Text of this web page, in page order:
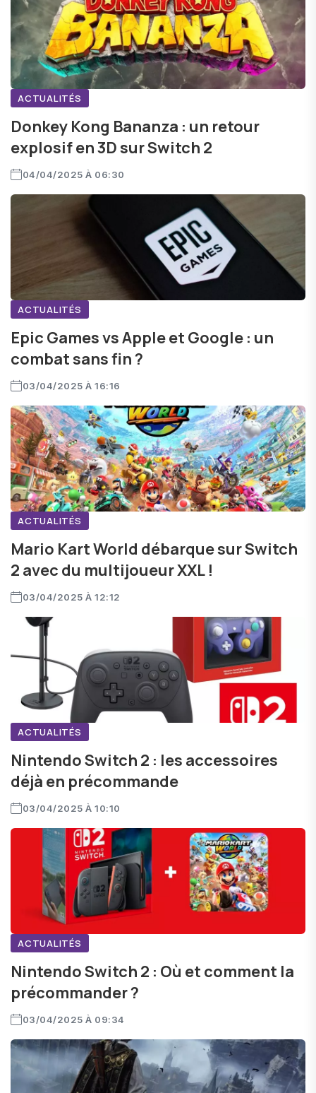
ACTUALITÉS
Donkey Kong Bananza : un retour
explosif en 3D sur Switch 2
04/04/2025 À 06:30
ACTUALITÉS
Epic Games vs Apple et Google : un
combat sans fin ?
03/04/2025 À 16:16
ACTUALITÉS
Mario Kart World débarque sur Switch
2 avec du multijoueur XXL !
03/04/2025 À 12:12
ACTUALITÉS
Nintendo Switch 2 : les accessoires
déjà en précommande
03/04/2025 À 10:10
ACTUALITÉS
Nintendo Switch 2 : Où et comment la
précommander ?
03/04/2025 À 09:34